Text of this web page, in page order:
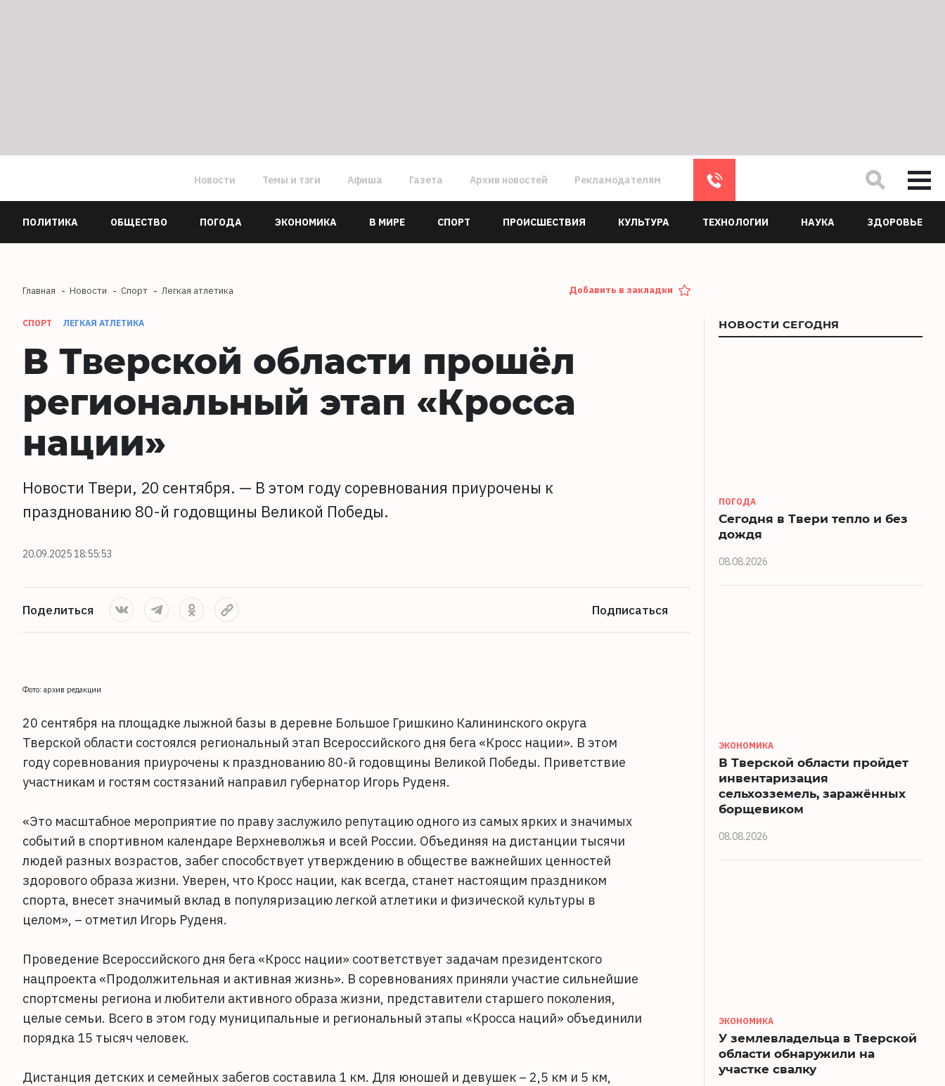
Новости Темы и тэги Афиша Газета Архив новостей Рекламодателям
ПОЛИТИКА ОБЩЕСТВО ПОГОДА ЭКОНОМИКА В МИРЕ СПОРТ ПРОИСШЕСТВИЯ КУЛЬТУРА ТЕХНОЛОГИИ НАУКА ЗДОРОВЬЕ
Главная Новости Спорт Легкая атлетика Добавить в закладки
СПОРТ ЛЕГКАЯ АТЛЕТИКА
В Тверской области прошёл
региональный этап «Кросса
нации»
Новости Твери, 20 сентября. — В этом году соревнования приурочены к
празднованию 80-й годовщины Великой Победы.
20.09.2025 18:55:53
Поделиться Подписаться
Фото: архив редакции
20 сентября на площадке лыжной базы в деревне Большое Гришкино Калининского округа
Тверской области состоялся региональный этап Всероссийского дня бега «Кросс нации». В этом
году соревнования приурочены к празднованию 80-й годовщины Великой Победы. Приветствие
участникам и гостям состязаний направил губернатор Игорь Руденя.
«Это масштабное мероприятие по праву заслужило репутацию одного из самых ярких и значимых
событий в спортивном календаре Верхневолжья и всей России. Объединяя на дистанции тысячи
людей разных возрастов, забег способствует утверждению в обществе важнейших ценностей
здорового образа жизни. Уверен, что Кросс нации, как всегда, станет настоящим праздником
спорта, внесет значимый вклад в популяризацию легкой атлетики и физической культуры в
целом», – отметил Игорь Руденя.
Проведение Всероссийского дня бега «Кросс нации» соответствует задачам президентского
нацпроекта «Продолжительная и активная жизнь». В соревнованиях приняли участие сильнейшие
спортсмены региона и любители активного образа жизни, представители старшего поколения,
целые семьи. Всего в этом году муниципальные и региональный этапы «Кросса наций» объединили
порядка 15 тысяч человек.
Дистанция детских и семейных забегов составила 1 км. Для юношей и девушек – 2,5 км и 5 км,
НОВОСТИ СЕГОДНЯ
ПОГОДА
Сегодня в Твери тепло и без
дождя
08.08.2026
ЭКОНОМИКА
В Тверской области пройдет
инвентаризация
сельхозземель, заражённых
борщевиком
08.08.2026
ЭКОНОМИКА
У землевладельца в Тверской
области обнаружили на
участке свалку